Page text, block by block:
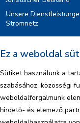
Unsere
Stromnetz
Information
Rechtlicher Hinweis
Urheberrechte
Informationen zum
Firmeninformationen
Ez a weboldal
Sütiket használunk a
szabásához, közösségi
weboldalforgalmunk
hirdető- és elemező